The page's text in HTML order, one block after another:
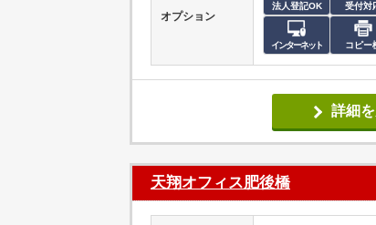
オプション
法人登記OK 受付対
インターネット コピー
詳細
天翔オフィス肥後橋